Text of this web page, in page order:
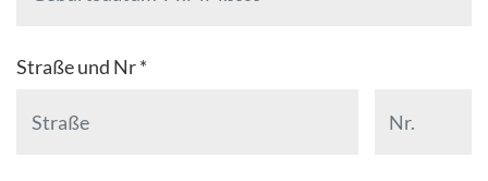
Straße und Nr *